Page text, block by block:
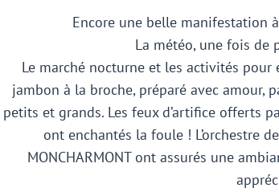
Encore une belle manifestation
La météo, une fois de
Le marché nocturne et les activités
jambon à la broche, préparé avec amour,
petits et grands. Les feux d’artifice offerts
ont enchantés la foule ! L’orchestre
MONCHARMONT ont assurés une